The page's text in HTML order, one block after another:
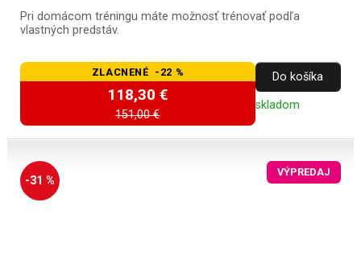
Pri domácom tréningu máte možnosť trénovať podľa
vlastných predstáv.
ZLACNENÉ -22 %
118,30 €
151,00 €
Do košíka
skladom
-31 %
VÝPREDAJ